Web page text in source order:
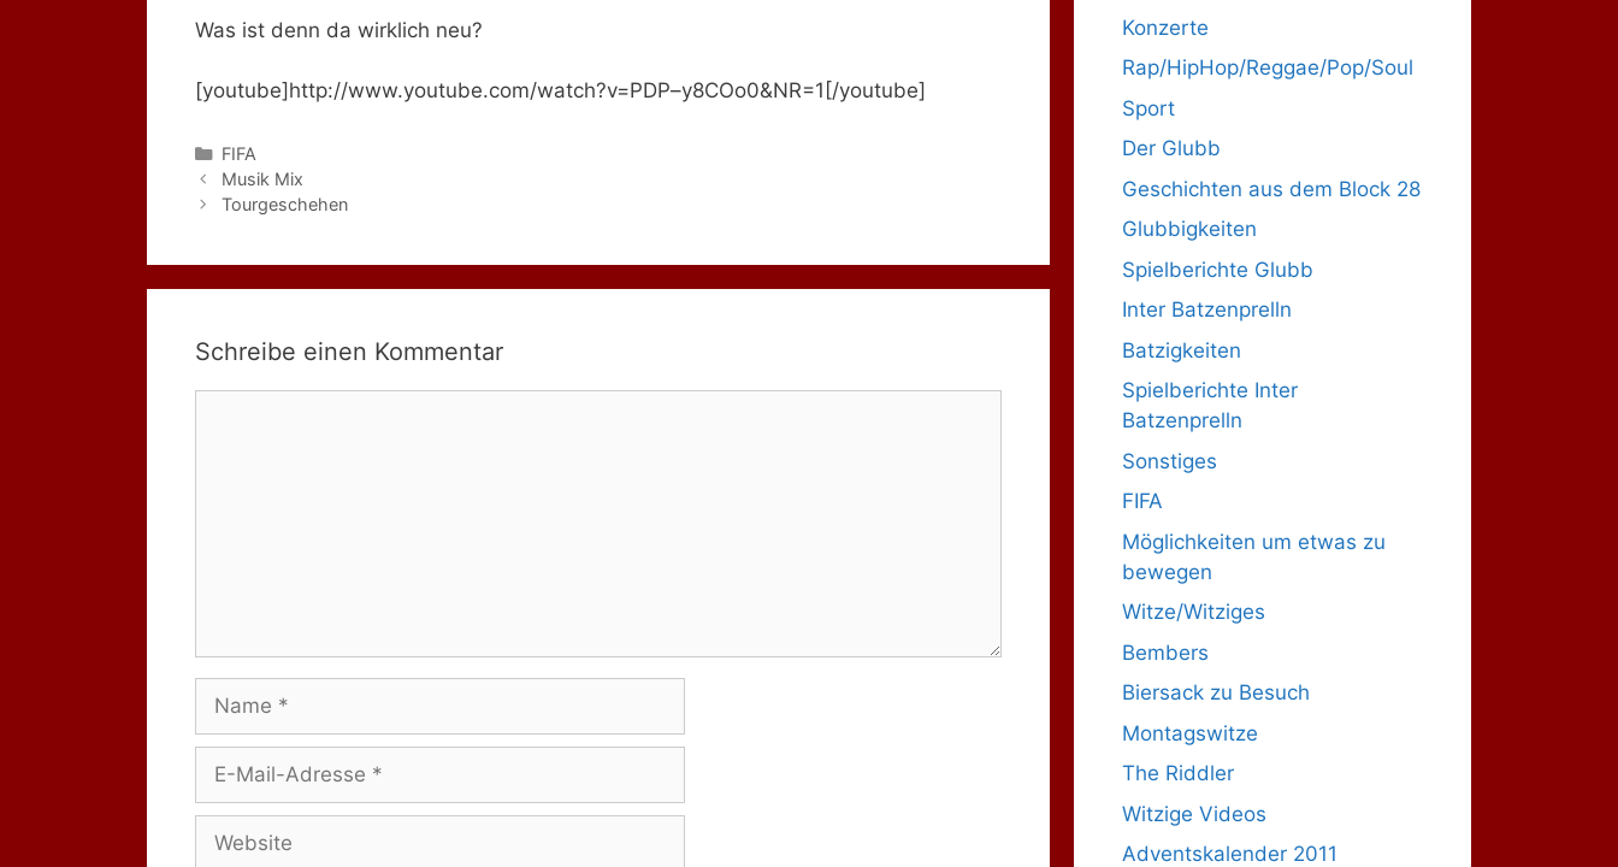
Was ist denn da wirklich neu?
[youtube]http://www.youtube.com/watch?v=PDP–y8COo0&NR=1[/youtube]
Kategorien
FIFA
Musik Mix
Tourgeschehen
Schreibe einen Kommentar
Name
Adresse
Website
Konzerte
Rap/HipHop/Reggae/Pop/Soul
Sport
Der Glubb
Geschichten aus dem Block 28
Glubbigkeiten
Spielberichte Glubb
Inter Batzenprelln
Batzigkeiten
Spielberichte Inter
Batzenprelln
Sonstiges
FIFA
Möglichkeiten um etwas zu
bewegen
Witze/Witziges
Bembers
Biersack zu Besuch
Montagswitze
The Riddler
Witzige Videos
Adventskalender 2011